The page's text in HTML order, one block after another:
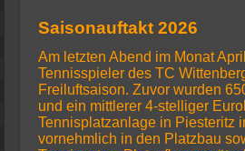
Saisonauftakt 2026
Am letzten Abend im Monat
Tennisspieler des TC
Freiluftsaison. Zuvor wurden
und ein mittlerer 4-stelliger
Tennisplatzanlage in Piesteritz
vornehmlich in den Platzbau